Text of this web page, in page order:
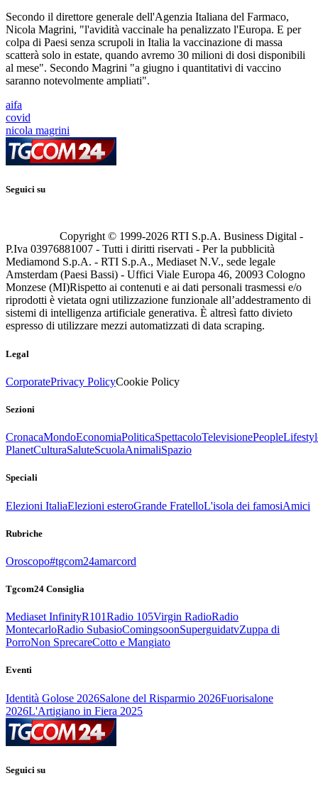
Secondo il direttore generale dell'Agenzia Italiana del Farmaco,
Nicola Magrini, "l'avidità vaccinale ha penalizzato l'Europa. E per
colpa di Paesi senza scrupoli in Italia la vaccinazione di massa
scatterà solo in estate, quando avremo 30 milioni di dosi disponibili
al mese". Secondo Magrini "a giugno i quantitativi di vaccino
saranno notevolmente ampliati".
aifa
covid
nicola magrini
Seguici su
Copyright © 1999-2026 RTI S.p.A. Business Digital -
P.Iva 03976881007 - Tutti i diritti riservati - Per la pubblicità
Mediamond S.p.A. - RTI S.p.A., Mediaset N.V., sede legale
Amsterdam (Paesi Bassi) - Uffici Viale Europa 46, 20093 Cologno
Monzese (MI)Rispetto ai contenuti e ai dati personali trasmessi e/o
riprodotti è vietata ogni utilizzazione funzionale all’addestramento di
sistemi di intelligenza artificiale generativa. È altresì fatto divieto
espresso di utilizzare mezzi automatizzati di data scraping.
Legal
CorporatePrivacy PolicyCookie Policy
Sezioni
CronacaMondoEconomiaPoliticaSpettacoloTelevisionePeople
PlanetCulturaSaluteScuolaAnimaliSpazio
Speciali
Elezioni ItaliaElezioni esteroGrande FratelloL'isola dei famosiAmici
Rubriche
Oroscopo#tgcom24amarcord
Tgcom24 Consiglia
Mediaset InfinityR101Radio 105Virgin RadioRadio
MontecarloRadio SubasioComingsoonSuperguidatvZuppa di
PorroNon SprecareCotto e Mangiato
Eventi
Identità Golose 2026Salone del Risparmio 2026Fuorisalone
2026L'Artigiano in Fiera 2025
Seguici su